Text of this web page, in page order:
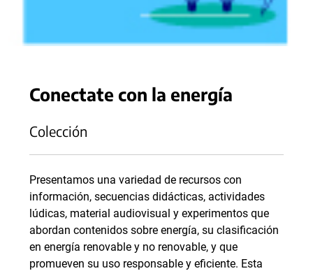
Conectate con la energía
Colección
Presentamos una variedad de recursos con
información, secuencias didácticas, actividades
lúdicas, material audiovisual y experimentos que
abordan contenidos sobre energía, su clasificación
en energía renovable y no renovable, y que
promueven su uso responsable y eficiente. Esta